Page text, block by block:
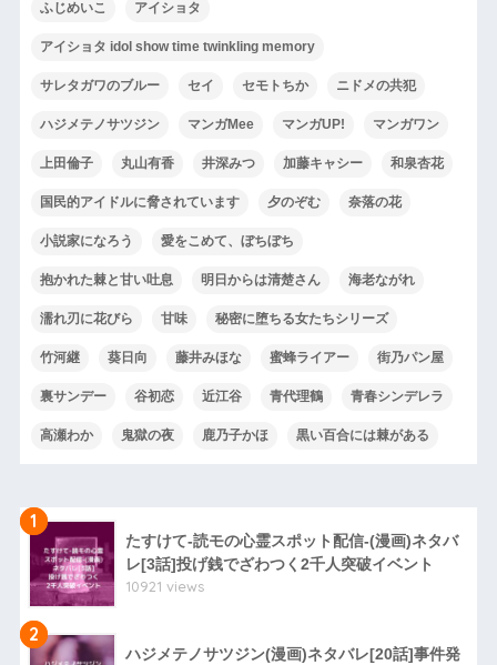
ふじめいこ アイショタ
アイショタ idol show time twinkling memory
サレタガワのブルー セイ セモトちか ニドメの共犯
ハジメテノサツジン マンガMee マンガUP! マンガワン
上田倫子 丸山有香 井深みつ 加藤キャシー 和泉杏花
国民的アイドルに脅されています 夕のぞむ 奈落の花
小説家になろう 愛をこめて、ぼちぼち
抱かれた棘と甘い吐息 明日からは清楚さん 海老ながれ
濡れ刃に花びら 甘味 秘密に堕ちる女たちシリーズ
竹河継 葵日向 藤井みほな 蜜蜂ライアー 街乃パン屋
裏サンデー 谷初恋 近江谷 青代理鶴 青春シンデレラ
高瀬わか 鬼獄の夜 鹿乃子かほ 黒い百合には棘がある
1
たすけて-読モの心霊スポット配信-(漫画)ネタバ
レ[3話]投げ銭でざわつく2千人突破イベント
10921 views
2
ハジメテノサツジン(漫画)ネタバレ[20話]事件発